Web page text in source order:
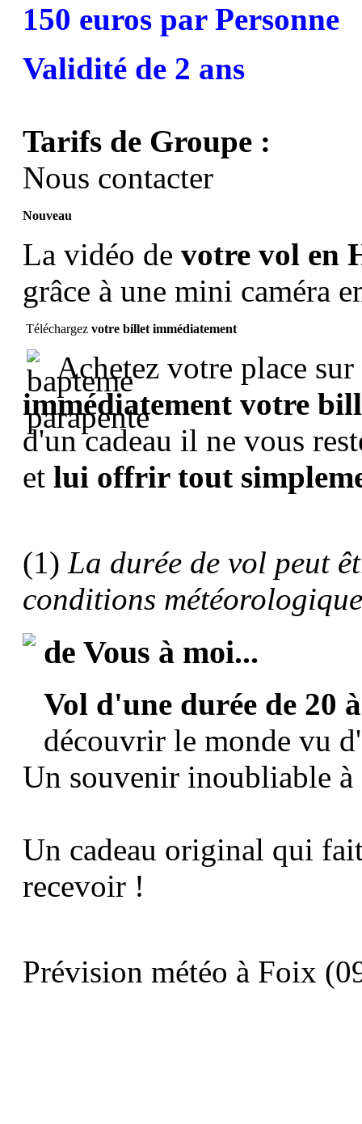
150 euros par Personne
Validité de 2 ans
Tarifs de Groupe :
Nous contacter
Nouveau
La vidéo de votre vol en
grâce à une mini caméra
Téléchargez votre billet immédiatement
Achetez votre place
immédiatement votre
d'un cadeau il ne vous
et lui offrir tout
(1) La durée de vol peut
conditions
de Vous à moi...
Vol d'une durée de 20
découvrir le monde vu
Un souvenir inoubliable à
Un cadeau original qui
recevoir !
Prévision météo à Foix